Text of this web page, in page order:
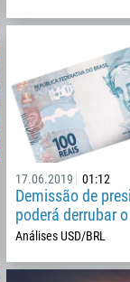
17.06.2019 01:12
Demissão de
poderá derrubar
Análises USD/BRL
23:00